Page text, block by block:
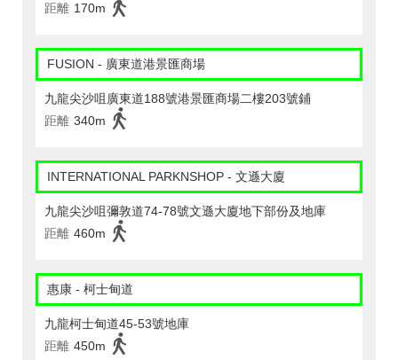
距離 170m
FUSION - 廣東道港景匯商場
九龍尖沙咀廣東道188號港景匯商場二樓203號鋪
距離 340m
INTERNATIONAL PARKNSHOP - 文遜大廈
九龍尖沙咀彌敦道74-78號文遜大廈地下部份及地庫
距離 460m
惠康 - 柯士甸道
九龍柯士甸道45-53號地庫
距離 450m